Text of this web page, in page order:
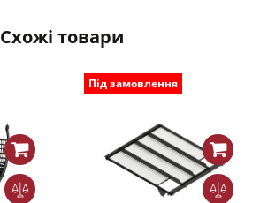
Схожі товари
Під замовлення